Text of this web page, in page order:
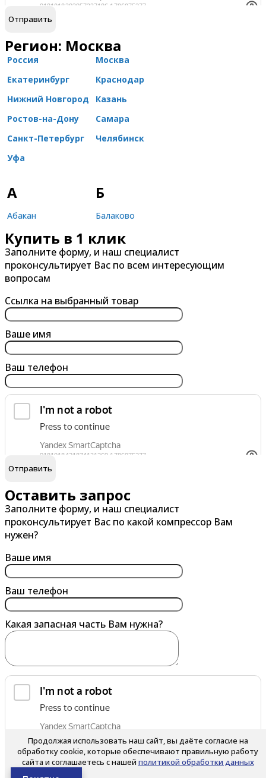
Регион: Москва
Россия
Москва
Екатеринбург
Краснодар
Нижний Новгород
Казань
Ростов-на-Дону
Самара
Санкт-Петербург
Челябинск
Уфа
А
Абакан
Александров
Альметьевск
Анапа
Арзамас
Армавир
Архангельск
Астрахань
Ачинск
Б
Балаково
Балашиха
Барнаул
Бийск
Благовещенск
Борисоглебск
Братск
Брянск
В
Великий Новгород
Владивосток
Владикавказ
Волгоград
Волгодонск
Волжский
Вологда
Воскресенск
Воткинск
Выборг
Вязьма
Глазов
Горно-Алтайск
Губкин
Купить в 1 клик
Заполните форму, и наш специалист
проконсультирует Вас по всем интересующим
вопросам
Ссылка на выбранный товар
Ваше имя
Ваш телефон
Я согласен наобработку персональных данных
Оставить запрос
Заполните форму, и наш специалист
проконсультирует Вас по какой компрессор Вам
нужен?
Ваше имя
Ваш телефон
Какая запасная часть Вам нужна?
Я согласен наобработку персональных данных
Нажимая на кнопку, вы соглашаетесь с условиями
Продолжая использовать наш сайт, вы даёте согласие на
обработку cookie, которые обеспечивают правильную работу
сайта и соглашаетесь с нашей политикой обработки данных